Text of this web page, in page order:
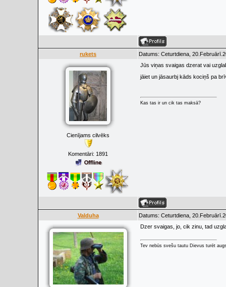
rukets Datums: Ceturtdiena,
Cienījams cilvēks
Komentāri: 1891
Jūs viņas svaigas dzerat vai
jāiet un jāsaurbj kāds kociņš pa
Kas tas ir un cik tas maksā?
Valduha Datums: Ceturtdiena,
Dzer svaigas, jo, cik zinu, tad
Tev nebūs svešu tautu Dievus turēt